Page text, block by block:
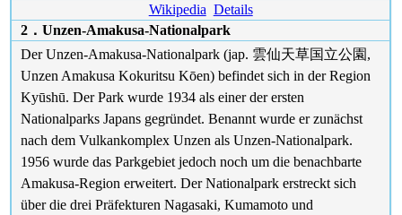
Wikipedia Details
2．Unzen-Amakusa-Nationalpark
Der Unzen-Amakusa-Nationalpark (jap. 雲仙天草国立公園,
Unzen Amakusa Kokuritsu Kōen) befindet sich in der Region
Kyūshū. Der Park wurde 1934 als einer der ersten
Nationalparks Japans gegründet. Benannt wurde er zunächst
nach dem Vulkankomplex Unzen als Unzen-Nationalpark.
1956 wurde das Parkgebiet jedoch noch um die benachbarte
Amakusa-Region erweitert. Der Nationalpark erstreckt sich
über die drei Präfekturen Nagasaki, Kumamoto und